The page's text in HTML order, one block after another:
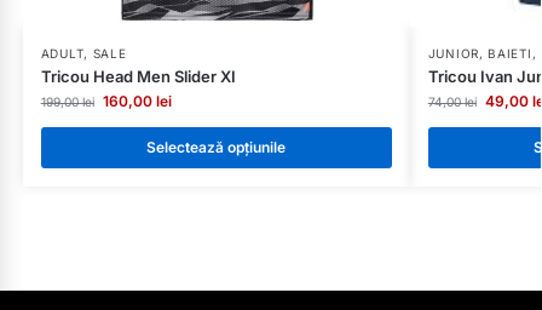
ADULT, SALE
Tricou Head Men Slider XI
199,00lei 160,00 lei
Selectează opțiunile
JUNIOR,BAIETI ,
Tricou Ivan
74,00lei 49,00